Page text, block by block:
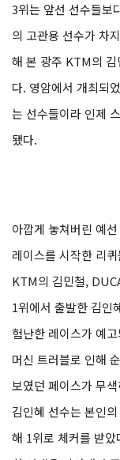
3위는 앞선 선수들보
의 고관용 선수가 차
해 본 광주 KTM의 김
다. 영암에서 개최되
는 선수들이라 인제
됐다.
아깝게 놓쳐버린 예
레이스를 시작한 리
KTM의 김민철,
1위에서 출발한 김인
험난한 레이스가 예
머신 트러블로 인해
보였던 페이스가 무
김인혜 선수는 본인
해 1위로 체커를 받